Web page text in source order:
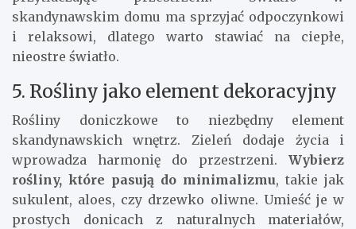
skandynawskim domu ma sprzyjać odpoczynkowi
i relaksowi, dlatego warto stawiać na ciepłe,
nieostre światło.
5. Rośliny jako element dekoracyjny
Rośliny doniczkowe to niezbędny element
skandynawskich wnętrz. Zieleń dodaje życia i
wprowadza harmonię do przestrzeni. Wybierz
rośliny, które pasują do minimalizmu, takie jak
sukulent, aloes, czy drzewko oliwne. Umieść je w
prostych donicach z naturalnych materiałów,